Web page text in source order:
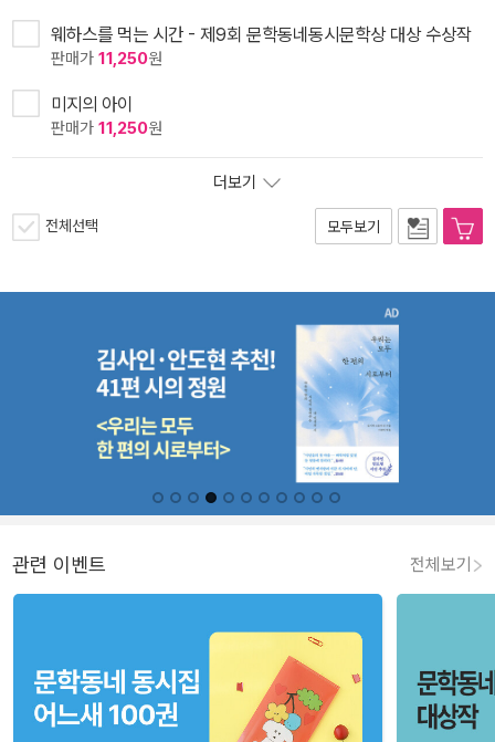
웨하스를 먹는 시간 - 제9회 문학동네동시문학상 대상 수상작
판매가 11,250원
미지의 아이
판매가 11,250원
더보기
전체선택 모두보기
관련 이벤트 전체보기